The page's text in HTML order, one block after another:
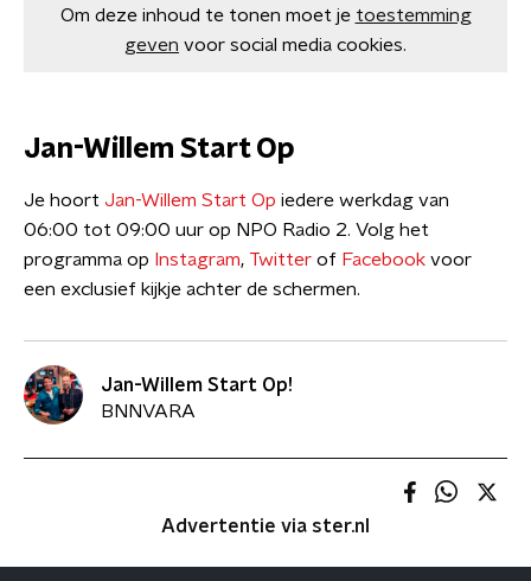
Om deze inhoud te tonen moet je toestemming
geven voor social media cookies.
Jan-Willem Start Op
Je hoort Jan-Willem Start Op iedere werkdag van
06:00 tot 09:00 uur op NPO Radio 2. Volg het
programma op Instagram, Twitter of Facebook voor
een exclusief kijkje achter de schermen.
Jan-Willem Start Op!
BNNVARA
Advertentie via ster.nl